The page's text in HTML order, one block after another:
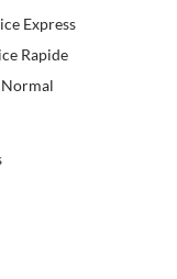
Express
Rapide
Normal